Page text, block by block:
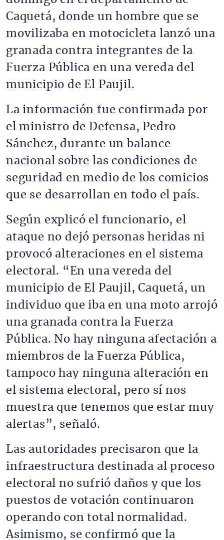
Caquetá, donde un hombre que se
movilizaba en motocicleta lanzó una
granada contra integrantes de la
Fuerza Pública en una vereda del
municipio de El Paujil.
La información fue confirmada por
el ministro de Defensa, Pedro
Sánchez, durante un balance
nacional sobre las condiciones de
seguridad en medio de los comicios
que se desarrollan en todo el país.
Según explicó el funcionario, el
ataque no dejó personas heridas ni
provocó alteraciones en el sistema
electoral. “En una vereda del
municipio de El Paujil, Caquetá, un
individuo que iba en una moto arrojó
una granada contra la Fuerza
Pública. No hay ninguna afectación a
miembros de la Fuerza Pública,
tampoco hay ninguna alteración en
el sistema electoral, pero sí nos
muestra que tenemos que estar muy
alertas”, señaló.
Las autoridades precisaron que la
infraestructura destinada al proceso
electoral no sufrió daños y que los
puestos de votación continuaron
operando con total normalidad.
Asimismo, se confirmó que la